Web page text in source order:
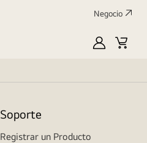
Negocio
Mi
Soporte
Registrar un Producto